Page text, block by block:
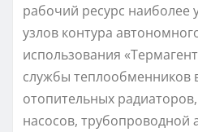
рабочий ресурс наиболее
узлов контура
использования
службы теплообменников
отопительных
насосов, трубопроводной